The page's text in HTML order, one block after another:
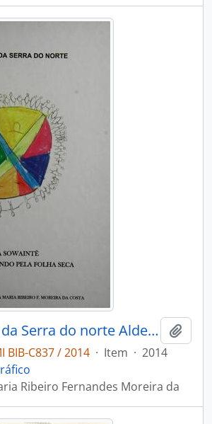
Nambiquara da Serra do norte Aldeia sowaintê: sangue escorrendo pela folha seca
BIB-C837 / 2014 · Item · 2014
Ribeiro Fernandes Moreira da